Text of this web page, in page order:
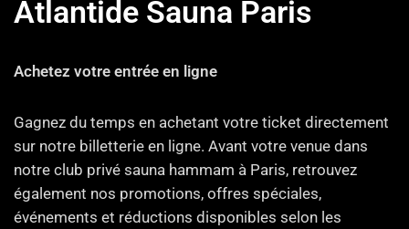
Atlantide Sauna Paris
Achetez votre entrée en ligne
Gagnez du temps en achetant votre ticket directement
sur notre billetterie en ligne. Avant votre venue dans
notre club privé sauna hammam à Paris, retrouvez
également nos promotions, offres spéciales,
événements et réductions disponibles selon les